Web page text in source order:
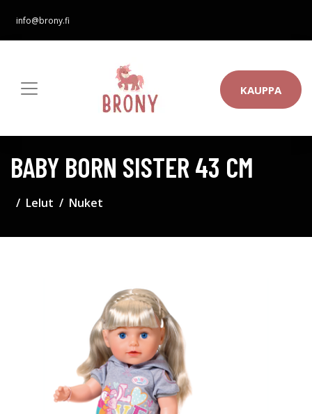
info@brony.fi
KAUPPA
BABY BORN SISTER 43 CM
Lelut Nuket